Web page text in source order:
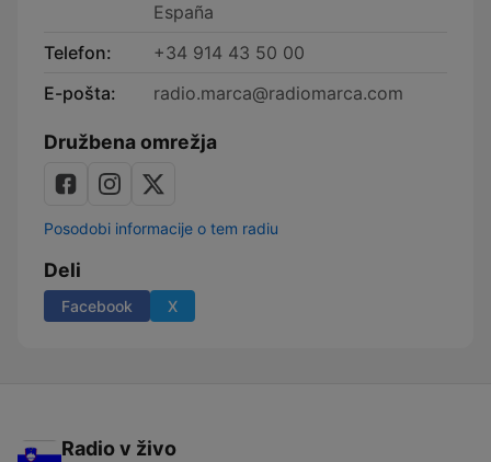
España
Telefon:
+34 914 43 50 00
E-pošta:
radio.marca@radiomarca.com
Družbena omrežja
Posodobi informacije o tem radiu
Deli
Facebook X
Radio v živo